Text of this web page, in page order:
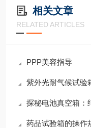
相关文章
RELATED ARTICLES
PPP美容指导
紫外光耐气候试验
探秘电池真空箱：
药品试验箱的操作